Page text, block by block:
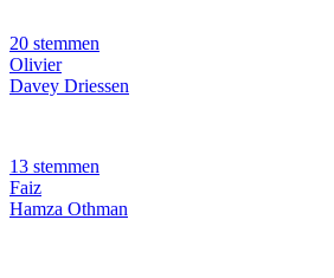
20 stemmen
Olivier
Davey Driessen
13 stemmen
Faiz
Hamza Othman